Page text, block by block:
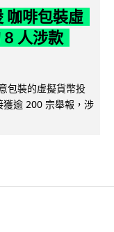
咖啡包裝虛
8 人涉款
包裝的虛擬貨幣投
逾 200 宗舉報，涉